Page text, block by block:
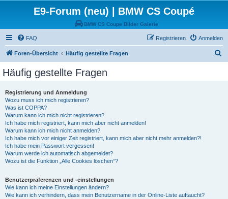
E9-Forum (neu) | BMW CS Coupé
BMW CS Coupe Bilder Galerie
FAQ Anmelden
Registrieren
Foren-Übersicht Häufig gestellte Fragen
Häufig gestellte Fragen
Registrierung und Anmeldung
Wozu muss ich mich registrieren?
Was ist COPPA?
Warum kann ich mich nicht registrieren?
Ich habe mich registriert, kann mich aber nicht anmelden!
Warum kann ich mich nicht anmelden?
Ich habe mich vor einiger Zeit registriert, kann mich aber nicht mehr anmelden?!
Ich habe mein Passwort vergessen!
Warum werde ich automatisch abgemeldet?
Wozu ist die Funktion „Alle Cookies löschen“?
Benutzerpräferenzen und -einstellungen
Wie kann ich meine Einstellungen ändern?
Wie kann ich verhindern, dass mein Benutzername in der Online-Liste auftaucht?